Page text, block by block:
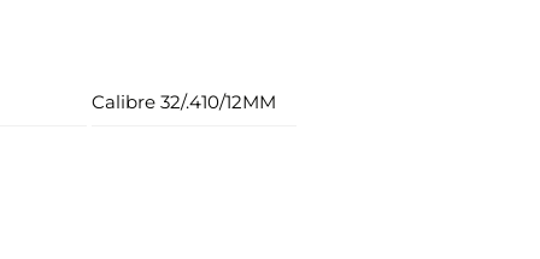
Calibre 32/.410/12MM